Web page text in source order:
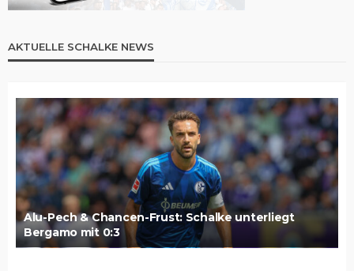
AKTUELLE SCHALKE NEWS
Alu-Pech & Chancen-Frust: Schalke unterliegt
Bergamo mit 0:3